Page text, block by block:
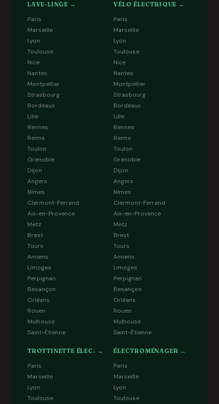
LAVE-LINGE →
Paris
Marseille
Lyon
Toulouse
Nice
Nantes
Montpellier
Strasbourg
Bordeaux
Lille
Rennes
Reims
Toulon
Grenoble
Dijon
Angers
Nîmes
Clermont-Ferrand
Aix-en-Provence
Metz
Brest
Tours
Amiens
Limoges
Perpignan
Besançon
Orléans
Rouen
Mulhouse
Saint-Étienne
VÉLO ÉLECTRIQUE →
Paris
Marseille
Lyon
Toulouse
Nice
Nantes
Montpellier
Strasbourg
Bordeaux
Lille
Rennes
Reims
Toulon
Grenoble
Dijon
Angers
Nîmes
Clermont-Ferrand
Aix-en-Provence
Metz
Brest
Tours
Amiens
Limoges
Perpignan
Besançon
Orléans
Rouen
Mulhouse
Saint-Étienne
TROTTINETTE ÉLEC. →
Paris
Marseille
Lyon
Toulouse
ÉLECTROMÉNAGER →
Paris
Marseille
Lyon
Toulouse